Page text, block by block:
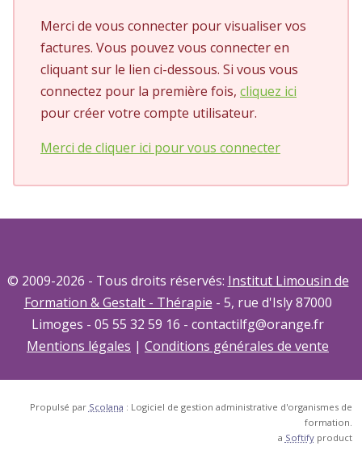
Merci de vous connecter pour visualiser vos
factures. Vous pouvez vous connecter en
cliquant sur le lien ci-dessous. Si vous vous
connectez pour la première fois, cliquez ici
pour créer votre compte utilisateur.
Merci de cliquer ici pour vous connecter
© 2009-2026 - Tous droits réservés: Institut Limousin de
Formation & Gestalt - Thérapie - 5, rue d'Isly 87000
Limoges - 05 55 32 59 16 - contactilfg@orange.fr
Mentions légales | Conditions générales de vente
Propulsé par Scolana : Logiciel de gestion administrative d'organismes de
formation.
a Softifyproduct